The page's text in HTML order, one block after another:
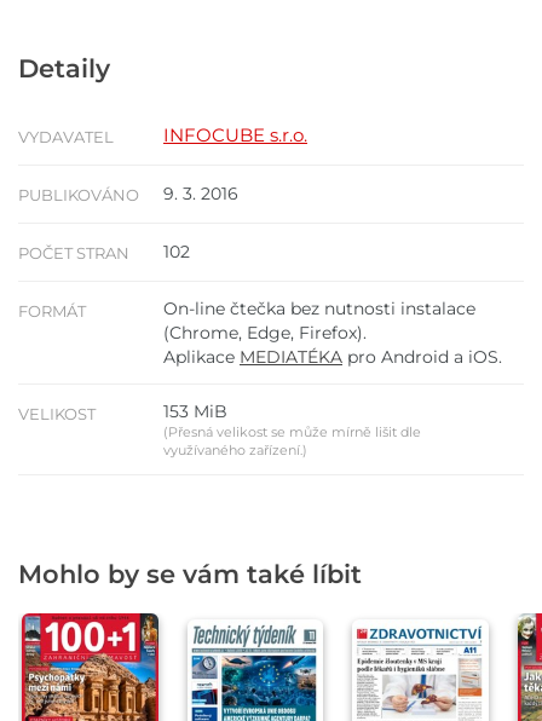
Detaily
VYDAVATEL INFOCUBE s.r.o.
PUBLIKOVÁNO 9. 3. 2016
POČET STRAN 102
FORMÁT
On-line čtečka bez nutnosti instalace
(Chrome, Edge, Firefox).
Aplikace MEDIATÉKA pro Android a iOS.
VELIKOST 153 MiB
(Přesná velikost se může mírně lišit dle
využívaného zařízení.)
Mohlo by se vám také líbit